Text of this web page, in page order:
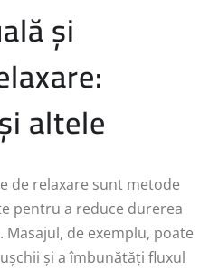
și
altele
de relaxare sunt metode
pentru a reduce durerea
de exemplu, poate
și a îmbunătăți fluxul